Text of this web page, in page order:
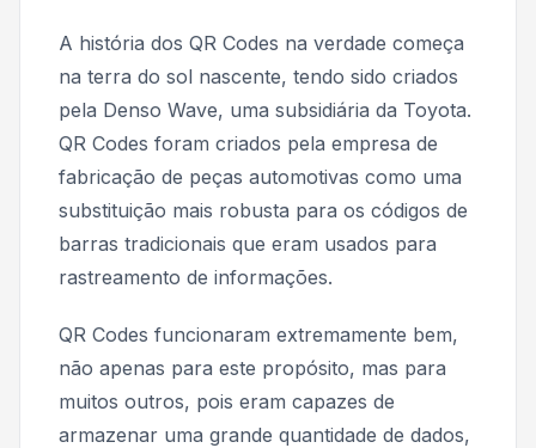
A história dos QR Codes na verdade começa
na terra do sol nascente, tendo sido criados
pela Denso Wave, uma subsidiária da Toyota.
QR Codes foram criados pela empresa de
fabricação de peças automotivas como uma
substituição mais robusta para os códigos de
barras tradicionais que eram usados para
rastreamento de informações.
QR Codes funcionaram extremamente bem,
não apenas para este propósito, mas para
muitos outros, pois eram capazes de
armazenar uma grande quantidade de dados,